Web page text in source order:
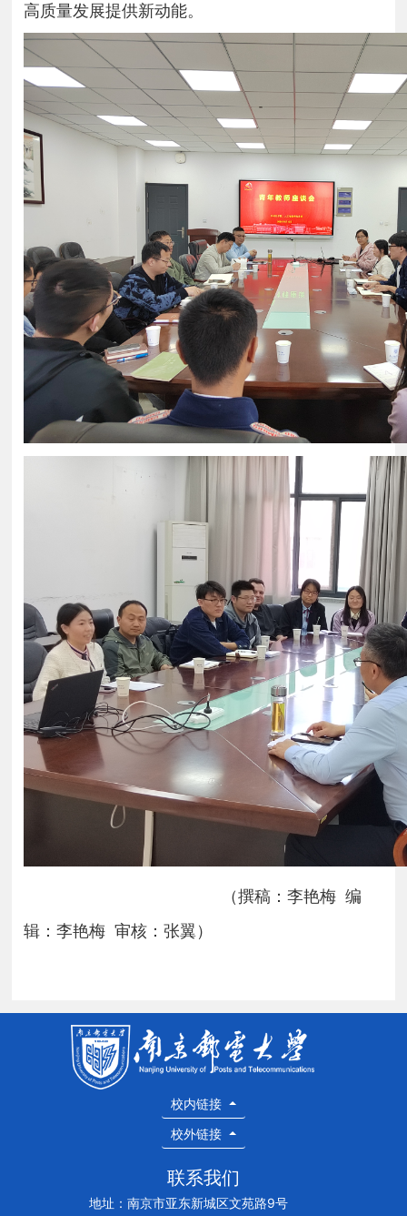
高质量发展提供新动能。
（撰稿：李艳梅 编
辑：李艳梅 审核：张翼）
校内链接
校外链接
联系我们
地址：南京市亚东新城区文苑路9号